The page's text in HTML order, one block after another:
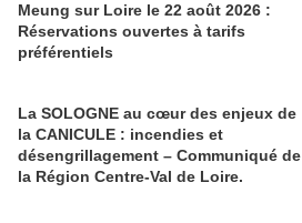
Meung sur Loire le 22 août 2026 :
Réservations ouvertes à tarifs
préférentiels
La SOLOGNE au cœur des enjeux de
la CANICULE : incendies et
désengrillagement – Communiqué de
la Région Centre-Val de Loire.